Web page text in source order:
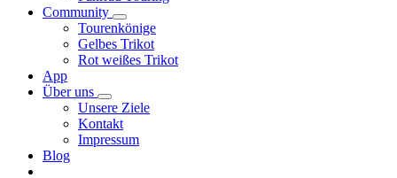
Community
Tourenkönige
Gelbes Trikot
Rot weißes Trikot
App
Über uns
Unsere Ziele
Kontakt
Impressum
Blog